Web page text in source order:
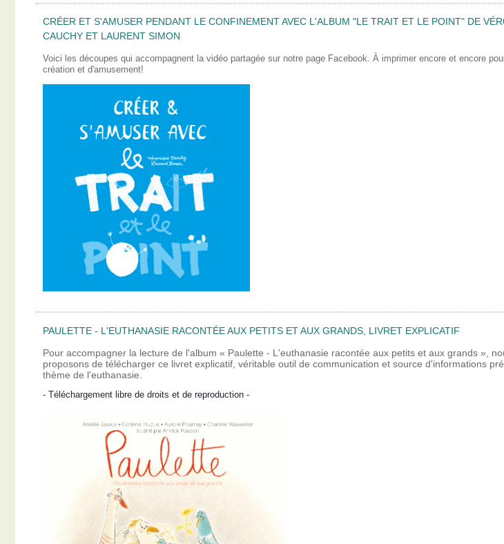
CRÉER ET S'AMUSER PENDANT LE CONFINEMENT AVEC L'ALBUM "LE TRAIT ET LE POINT" DE
CAUCHY ET LAURENT SIMON
Voici les découpes qui accompagnent la vidéo partagée sur notre page Facebook. À imprimer encore et encore
création et d'amusement!
PAULETTE - L'EUTHANASIE RACONTÉE AUX PETITS ET AUX GRANDS, LIVRET EXPLICATIF
Pour accompagner la lecture de l'album « Paulette - L'euthanasie racontée aux petits et aux grands »,
proposons de télécharger ce livret explicatif, véritable outil de communication et source d'informations
thème de l'euthanasie.
- Téléchargement libre de droits et de reproduction -